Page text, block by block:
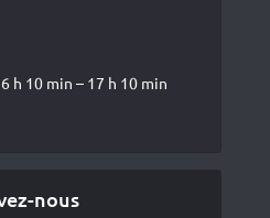
h 10 min – 17 h 10 min
nous